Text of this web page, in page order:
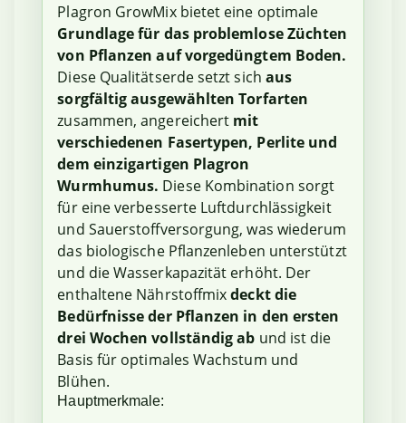
Plagron GrowMix bietet eine optimale
Grundlage für das problemlose Züchten
von Pflanzen auf vorgedüngtem Boden.
Diese Qualitätserde setzt sich aus
sorgfältig ausgewählten Torfarten
zusammen, angereichert mit
verschiedenen Fasertypen, Perlite und
dem einzigartigen Plagron
Wurmhumus. Diese Kombination sorgt
für eine verbesserte Luftdurchlässigkeit
und Sauerstoffversorgung, was wiederum
das biologische Pflanzenleben unterstützt
und die Wasserkapazität erhöht. Der
enthaltene Nährstoffmixdeckt die
Bedürfnisse der Pflanzen in den ersten
drei Wochen vollständig ab und ist die
Basis für optimales Wachstum und
Blühen.
Hauptmerkmale: